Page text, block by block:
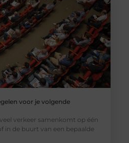
voor je volgende
verkeer samenkomt op één
in de buurt van een bepaalde